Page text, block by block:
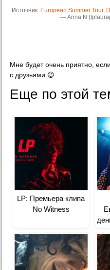
Источник: European Summer Tour,
— Anna N
Мне будет очень приятно,
с друзьями 😉
Еще по этой
LP: Премьера клипа
No Witness